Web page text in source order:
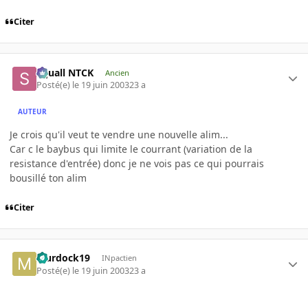
Citer
Squall NTCK Ancien
Posté(e) le 19 juin 200323 a
AUTEUR
Je crois qu'il veut te vendre une nouvelle alim...
Car c le baybus qui limite le courrant (variation de la
resistance d'entrée) donc je ne vois pas ce qui pourrais
bousillé ton alim
Citer
Murdock19 INpactien
Posté(e) le 19 juin 200323 a